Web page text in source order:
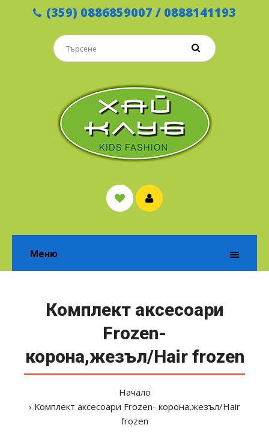
(359) 0886859007 / 0888141193
Меню
Комплект аксесоари
Frozen-
корона,жезъл/Hair frozen
Начало
Комплект аксесоари Frozen- корона,жезъл/Hair
frozen